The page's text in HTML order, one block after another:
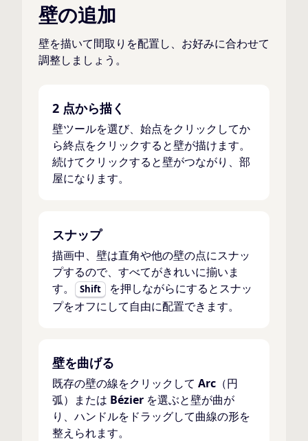
壁の追加
壁を描いて間取りを配置し、お好みに合わせて
調整しましょう。
2 点から描く
壁ツールを選び、始点をクリックしてか
ら終点をクリックすると壁が描けます。
続けてクリックすると壁がつながり、部
屋になります。
スナップ
描画中、壁は直角や他の壁の点にスナッ
プするので、すべてがきれいに揃いま
す。
Shift
を押しながらにするとスナッ
プをオフにして自由に配置できます。
壁を曲げる
既存の壁の線をクリックして Arc （円
弧）または Bézier を選ぶと壁が曲が
り、ハンドルをドラッグして曲線の形を
整えられます。